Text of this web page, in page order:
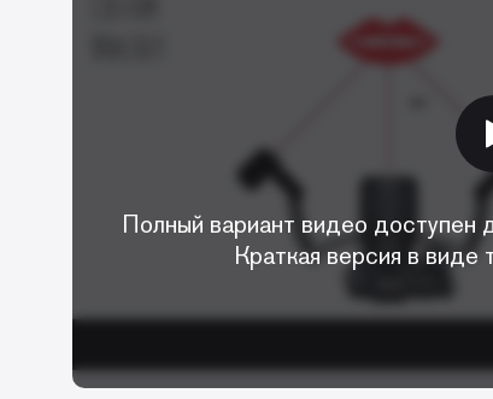
Полный вариант видео доступен
Краткая версия в виде